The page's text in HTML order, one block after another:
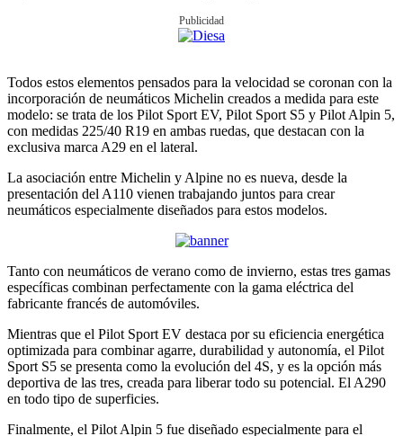
Publicidad
Todos estos elementos pensados para la velocidad se coronan con la
incorporación de neumáticos Michelin creados a medida para este
modelo: se trata de los Pilot Sport EV, Pilot Sport S5 y Pilot Alpin 5,
con medidas 225/40 R19 en ambas ruedas, que destacan con la
exclusiva marca A29 en el lateral.
La asociación entre Michelin y Alpine no es nueva, desde la
presentación del A110 vienen trabajando juntos para crear
neumáticos especialmente diseñados para estos modelos.
Tanto con neumáticos de verano como de invierno, estas tres gamas
específicas combinan perfectamente con la gama eléctrica del
fabricante francés de automóviles.
Mientras que el Pilot Sport EV destaca por su eficiencia energética
optimizada para combinar agarre, durabilidad y autonomía, el Pilot
Sport S5 se presenta como la evolución del 4S, y es la opción más
deportiva de las tres, creada para liberar todo su potencial. El A290
en todo tipo de superficies.
Finalmente, el Pilot Alpin 5 fue diseñado especialmente para el